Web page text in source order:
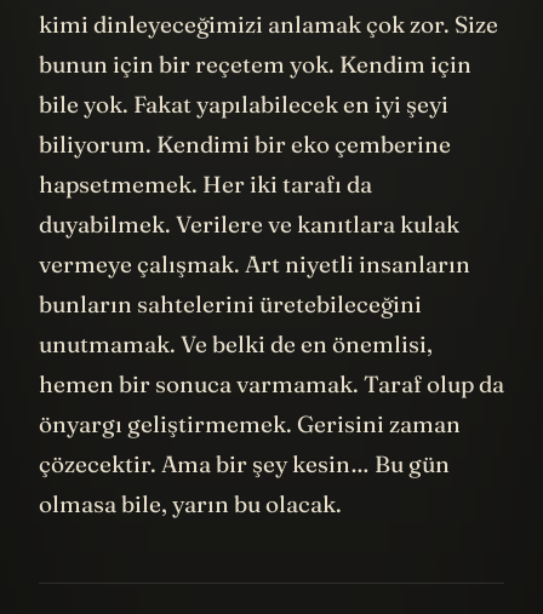
kimi dinleyeceğimizi anlamak çok zor. Size
bunun için bir reçetem yok. Kendim için
bile yok. Fakat yapılabilecek en iyi şeyi
biliyorum. Kendimi bir eko çemberine
hapsetmemek. Her iki tarafı da
duyabilmek. Verilere ve kanıtlara kulak
vermeye çalışmak. Art niyetli insanların
bunların sahtelerini üretebileceğini
unutmamak. Ve belki de en önemlisi,
hemen bir sonuca varmamak. Taraf olup da
önyargı geliştirmemek. Gerisini zaman
çözecektir. Ama bir şey kesin… Bu gün
olmasa bile, yarın bu olacak.